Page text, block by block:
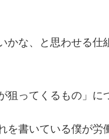
かな、と思わせる
ってくるもの」に
を書いている僕が労